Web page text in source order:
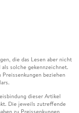
die das Lesen aber nicht
solche gekennzeichnet.
beziehen
dieser Artikel
Die jeweils zutreffende
zu Preissenkungen